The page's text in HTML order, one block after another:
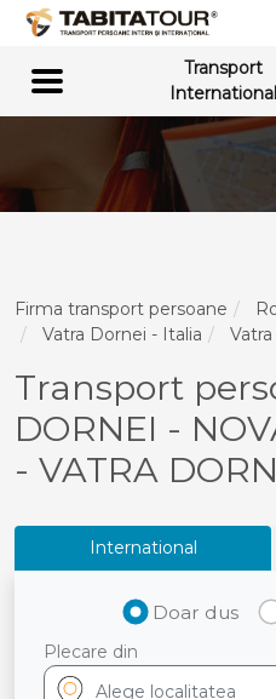
Transport
International
Firma transport persoane
Vatra Dornei - Italia
Transport
DORNEI -
- VATRA
International
Doar dus
Plecare din